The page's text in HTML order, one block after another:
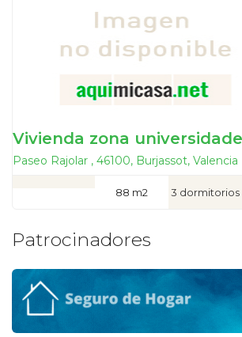
Vivienda zona
Paseo Rajolar , 46100, Burjassot, Valencia
88 m2 3 dormitorios
Patrocinadores